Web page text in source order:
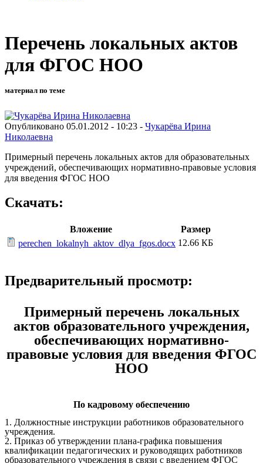
Перечень локальных актов
для ФГОС НОО
материал по теме
Опубликовано 05.01.2012 - 10:23 - Чукарёва Ирина
Николаевна
Примерный перечень локальных актов для образовательных
учреждений, обеспечивающих нормативно-правовые условия
для введения ФГОС НОО
Скачать:
Вложение
Размер
perechen_lokalnyh_aktov_dlya_fgos.docx 12.66 КБ
Предварительный просмотр:
Примерный перечень локальных
актов образовательного учреждения,
обеспечивающих нормативно-
правовые условия для введения ФГОС
НОО
По кадровому обеспечению
1. Должностные инструкции работников образовательного
учреждения.
2. Приказ об утверждении плана-графика повышения
квалификации педагогических и руководящих работников
образовательного учреждения в связи с введением ФГОС